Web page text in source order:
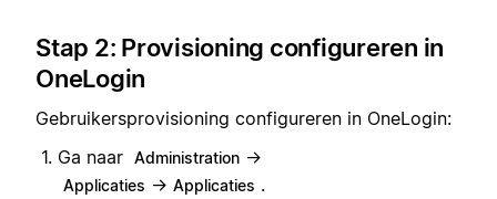
Stap 2: Provisioning configureren in
OneLogin
Gebruikersprovisioning configureren in OneLogin:
Ga naar Administration →
Applicaties → Applicaties .